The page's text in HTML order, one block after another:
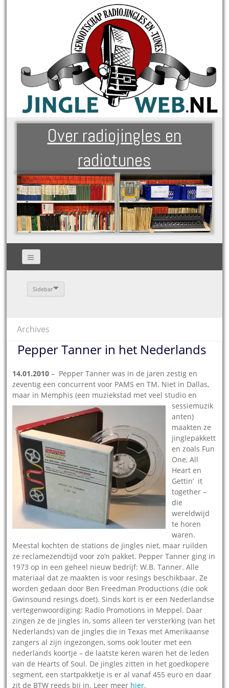
Over radiojingles en
radiotunes
Sidebar
Archives
Pepper Tanner in het Nederlands
14.01.2010– Pepper Tanner was in de jaren zestig en
zeventig een concurrent voor PAMS en TM. Niet in Dallas,
maar in Memphis (een muziekstad met veel studio en
sessiemuzik
anten)
maakten ze
jinglepakkett
en zoals Fun
One, All
Heart en
Gettin’ it
together –
die
wereldwijd
te horen
waren.
Meestal kochten de stations de jingles niet, maar ruilden
ze reclamezendtijd voor zo’n pakket. Pepper Tanner ging in
1973 op in een geheel nieuw bedrijf: W.B. Tanner. Alle
materiaal dat ze maakten is voor resings beschikbaar. Ze
worden gedaan door Ben Freedman Productions (die ook
Gwinsound resings doet). Sinds kort is er een Nederlandse
vertegenwoordiging: Radio Promotions in Meppel. Daar
zingen ze de jingles in, soms alleen ter versterking (van het
Nederlands) van de jingles die in Texas met Amerikaanse
zangers al zijn ingezongen, soms ook louter met een
nederlands koortje – de laatste keren waren het de leden
van de Hearts of Soul. De jingles zitten in het goedkopere
segment, een startpakketje is er al vanaf 455 euro en daar
zit de BTW reeds bij in. Leer meer hier.